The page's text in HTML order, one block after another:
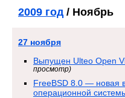
2009 год/ Ноябрь
27 ноября
Выпущен Ulteo Open
просмотр)
FreeBSD 8.0 — новая
операционной